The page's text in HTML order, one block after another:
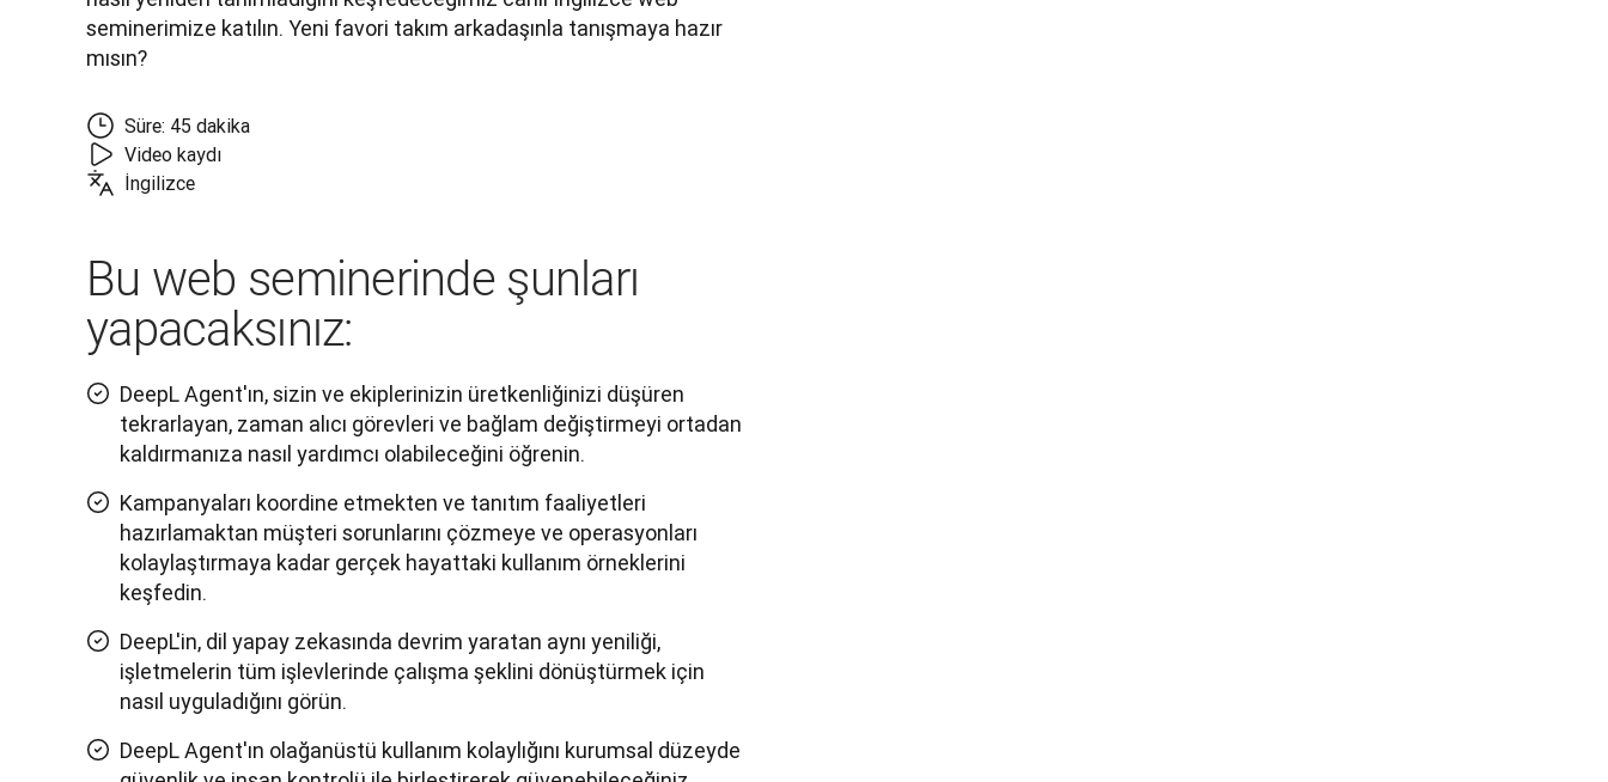
seminerimize katılın. Yeni favori takım arkadaşınla tanışmaya hazır
mısın?
Süre: 45 dakika
Video kaydı
İngilizce
Bu web seminerinde şunları
yapacaksınız:
DeepL Agent'ın, sizin ve ekiplerinizin üretkenliğinizi düşüren
tekrarlayan, zaman alıcı görevleri ve bağlam değiştirmeyi ortadan
kaldırmanıza nasıl yardımcı olabileceğini öğrenin.
Kampanyaları koordine etmekten ve tanıtım faaliyetleri
hazırlamaktan müşteri sorunlarını çözmeye ve operasyonları
kolaylaştırmaya kadar gerçek hayattaki kullanım örneklerini
keşfedin.
DeepL'in, dil yapay zekasında devrim yaratan aynı yeniliği,
işletmelerin tüm işlevlerinde çalışma şeklini dönüştürmek için
nasıl uyguladığını görün.
DeepL Agent'ın olağanüstü kullanım kolaylığını kurumsal düzeyde